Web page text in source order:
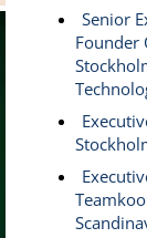
Senior
Founder